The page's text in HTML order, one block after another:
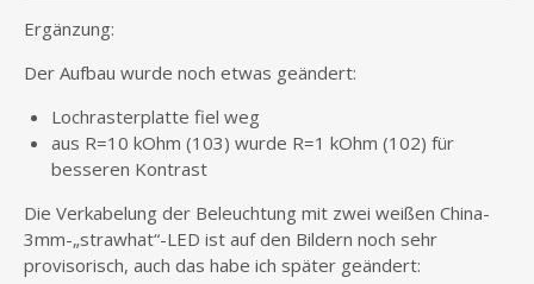
Ergänzung:
Der Aufbau wurde noch etwas geändert:
Lochrasterplatte fiel weg
aus R=10 kOhm (103) wurde R=1 kOhm (102) für
besseren Kontrast
Die Verkabelung der Beleuchtung mit zwei weißen China-
3mm-„strawhat“-LED ist auf den Bildern noch sehr
provisorisch, auch das habe ich später geändert: